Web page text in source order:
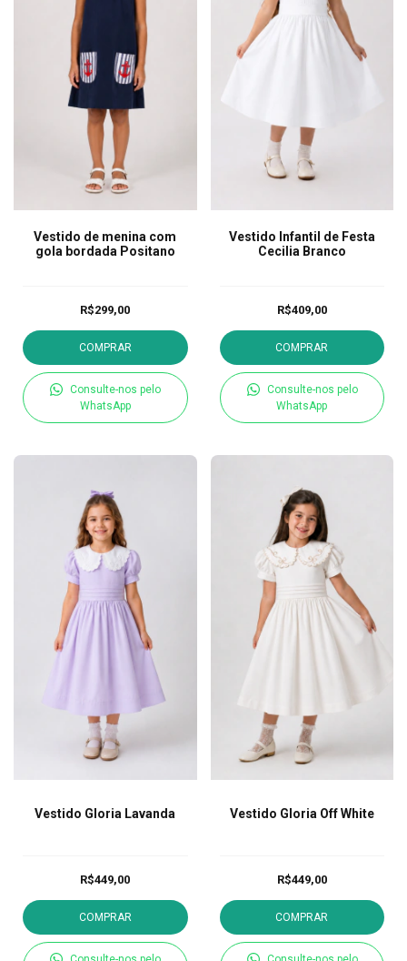
Vestido de menina com
gola bordada Positano
R$299,00
COMPRAR
Consulte-nos pelo
WhatsApp
Vestido Infantil de Festa
Cecilia Branco
R$409,00
COMPRAR
Consulte-nos pelo
WhatsApp
Vestido Gloria Lavanda
R$449,00
COMPRAR
Vestido Gloria Off White
R$449,00
COMPRAR